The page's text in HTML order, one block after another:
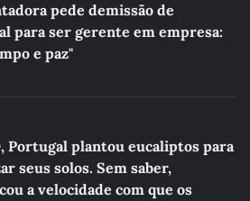
pede demissão de
para ser gerente em empresa:
e paz"
Portugal plantou eucaliptos para
seus solos. Sem saber,
a velocidade com que os